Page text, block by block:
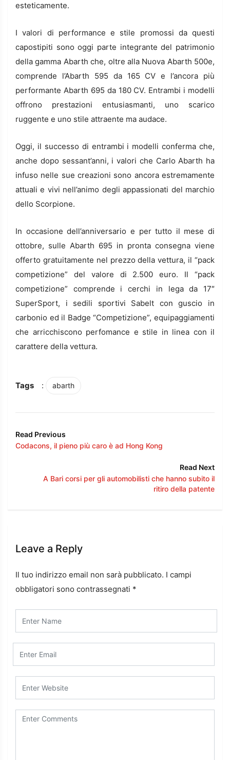
esteticamente.
I valori di performance e stile promossi da questi
capostipiti sono oggi parte integrante del patrimonio
della gamma Abarth che, oltre alla Nuova Abarth 500e,
comprende l’Abarth 595 da 165 CV e l’ancora più
performante Abarth 695 da 180 CV. Entrambi i modelli
offrono prestazioni entusiasmanti, uno scarico
ruggente e uno stile attraente ma audace.
Oggi, il successo di entrambi i modelli conferma che,
anche dopo sessant’anni, i valori che Carlo Abarth ha
infuso nelle sue creazioni sono ancora estremamente
attuali e vivi nell’animo degli appassionati del marchio
dello Scorpione.
In occasione dell’anniversario e per tutto il mese di
ottobre, sulle Abarth 695 in pronta consegna viene
offerto gratuitamente nel prezzo della vettura, il “pack
competizione” del valore di 2.500 euro. Il “pack
competizione” comprende i cerchi in lega da 17″
SuperSport, i sedili sportivi Sabelt con guscio in
carbonio ed il Badge “Competizione”, equipaggiamenti
che arricchiscono perfomance e stile in linea con il
carattere della vettura.
Tags : abarth
Read Previous
Codacons, il pieno più caro è ad Hong Kong
Read Next
A Bari corsi per gli automobilisti che hanno subito il
ritiro della patente
Leave a Reply
Il tuo indirizzo email non sarà pubblicato. I campi
obbligatori sono contrassegnati *